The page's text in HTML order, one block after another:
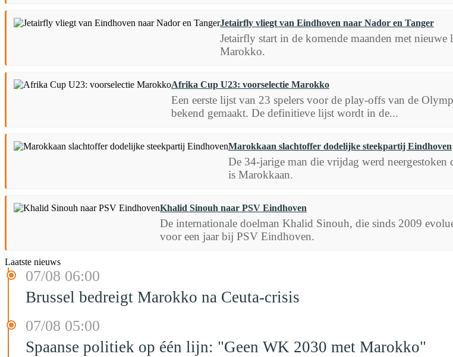
Jetairfly vliegt van Eindhoven naar Nador en Tanger
Jetairfly start in de komende maanden met
Marokko.
Afrika Cup U23: voorselectie Marokko
Een eerste lijst van 23 spelers voor de play-offs van de
bekend gemaakt. De definitieve lijst wordt in de...
Marokkaan slachtoffer dodelijke steekpartij Eindhoven
De 34-jarige man die vrijdag werd
is Marokkaan.
Khalid Sinouh naar PSV Eindhoven
De internationale doelman Khalid Sinouh, die sinds 2009
voor een jaar bij PSV Eindhoven.
Laatste nieuws
07/08 06:00
Brussel bedreigt Marokko na Ceuta-crisis
07/08 05:00
Spaanse politiek op één lijn: "Geen WK 2030 met Marokko"